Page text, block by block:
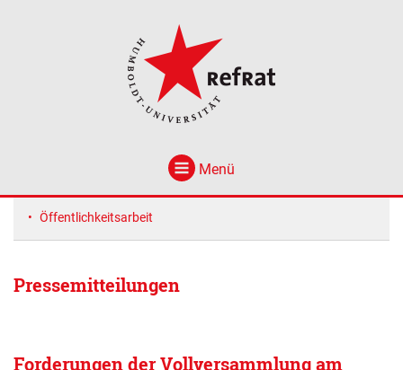
Menü
Öffentlichkeitsarbeit
Pressemitteilungen
Forderungen der Vollversammlung am